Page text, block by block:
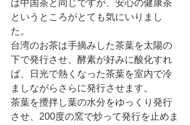
は中国茶と同じですが、安心の健康茶
というところがとても気にいりまし
た。
台湾のお茶は手摘みした茶葉を太陽の
下で発行させ、酵素が好みに酸化すれ
ば、日光で熱くなった茶葉を室内で冷
ましながらさらに発行させます。
茶葉を攪拌し葉の水分をゆっくり発行
させ、200度の窯で炒って発行を止めま